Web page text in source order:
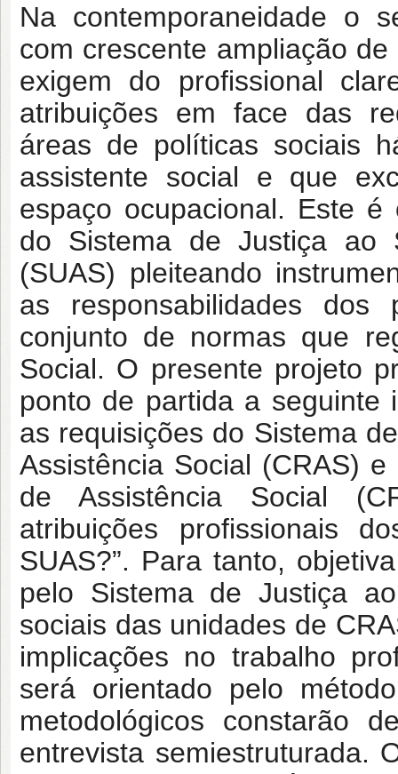
Na contemporaneidade o
com crescente ampliação
exigem do profissional
atribuições em face das
áreas de políticas sociais
assistente social e que
espaço ocupacional. Este
do Sistema de Justiça ao
(SUAS) pleiteando
as responsabilidades dos
conjunto de normas que
Social. O presente projeto
ponto de partida a seguinte
as requisições do Sistema
Assistência Social (CRAS)
de Assistência Social
atribuições profissionais
SUAS?”. Para tanto,
pelo Sistema de Justiça
sociais das unidades de
implicações no trabalho
será orientado pelo
metodológicos constarão
entrevista semiestruturada.